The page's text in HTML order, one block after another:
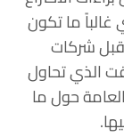
غالباً ما تكون
شركات
الذي تحاول
حول ما